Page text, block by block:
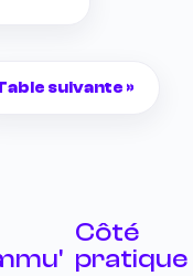
suivante »
Côté
pratique